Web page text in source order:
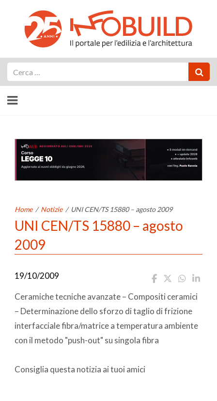
Home / Notizie / UNI CEN/TS 15880 – agosto 2009
UNI CEN/TS 15880 – agosto
2009
19/10/2009
Ceramiche tecniche avanzate – Compositi ceramici
– Determinazione dello sforzo di taglio di frizione
interfacciale fibra/matrice a temperatura ambiente
con il metodo "push-out" su singola fibra
Consiglia questa notizia ai tuoi amici